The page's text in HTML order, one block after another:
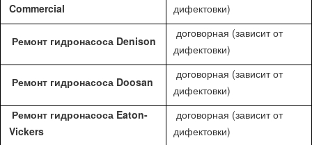
Commercial
дифектовки)
Ремонт гидронасоса Denison
договорная (зависит от
дифектовки)
Ремонт гидронасоса Doosan
договорная (зависит от
дифектовки)
Ремонт гидронасоса Eaton-
Vickers
договорная (зависит от
дифектовки)